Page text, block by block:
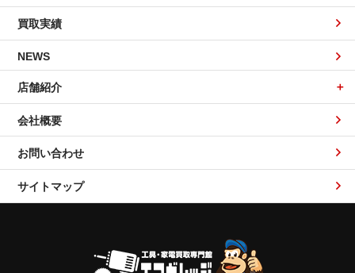
買取実績
NEWS
店舗紹介
会社概要
お問い合わせ
サイトマップ